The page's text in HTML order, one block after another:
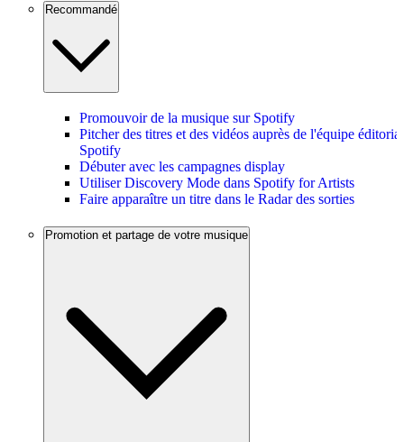
Recommandé
Promouvoir de la musique sur Spotify
Pitcher des titres et des vidéos auprès de l'équipe
Spotify
Débuter avec les campagnes display
Utiliser Discovery Mode dans Spotify for Artists
Faire apparaître un titre dans le Radar des sorties
Promotion et partage de votre musique